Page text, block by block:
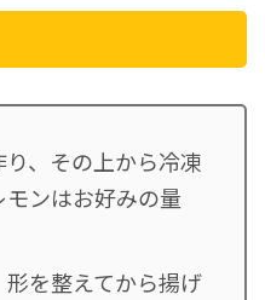
、その上から冷凍
ンはお好みの量
を整えてから揚げ